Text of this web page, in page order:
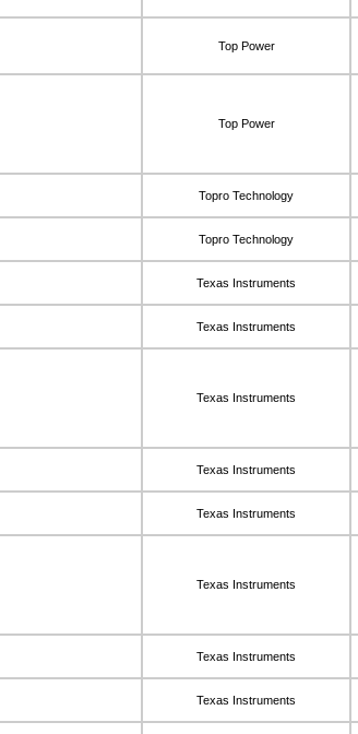
Top Power
Top Power
Topro Technology
Topro Technology
Texas Instruments
Texas Instruments
Texas Instruments
Texas Instruments
Texas Instruments
Texas Instruments
Texas Instruments
Texas Instruments